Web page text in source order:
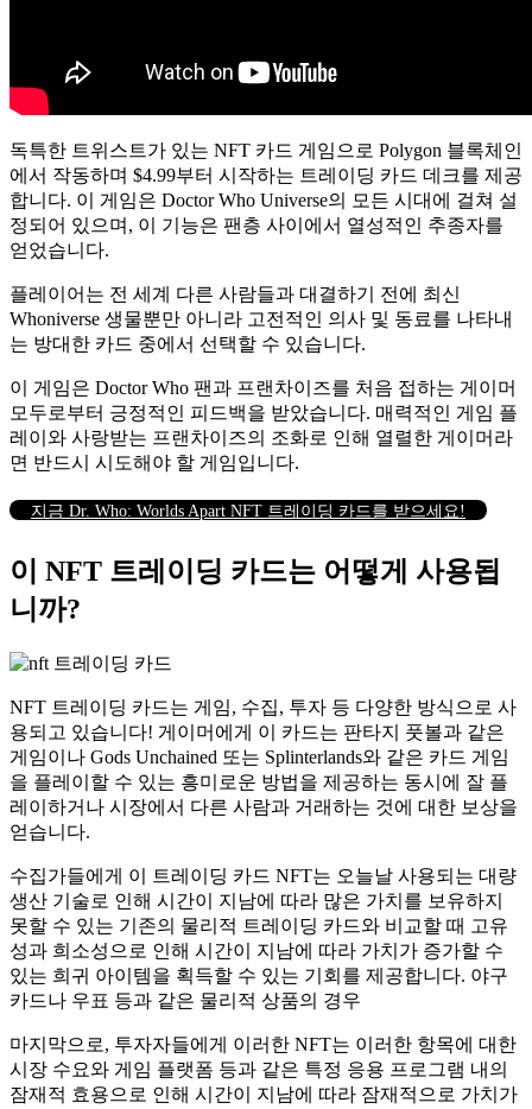
독특한 트위스트가 있는 NFT 카드 게임으로 Polygon 블록체인
에서 작동하며 $4.99부터 시작하는 트레이딩 카드 데크를 제공
합니다. 이 게임은 Doctor Who Universe의 모든 시대에 걸쳐 설
정되어 있으며, 이 기능은 팬층 사이에서 열성적인 추종자를
얻었습니다.
플레이어는 전 세계 다른 사람들과 대결하기 전에 최신
Whoniverse 생물뿐만 아니라 고전적인 의사 및 동료를 나타내
는 방대한 카드 중에서 선택할 수 있습니다.
이 게임은 Doctor Who 팬과 프랜차이즈를 처음 접하는 게이머
모두로부터 긍정적인 피드백을 받았습니다. 매력적인 게임 플
레이와 사랑받는 프랜차이즈의 조화로 인해 열렬한 게이머라
면 반드시 시도해야 할 게임입니다.
지금 Dr. Who: Worlds Apart NFT 트레이딩 카드를 받으세요!
이 NFT 트레이딩 카드는 어떻게 사용됩
니까?
NFT 트레이딩 카드는 게임, 수집, 투자 등 다양한 방식으로 사
용되고 있습니다! 게이머에게 이 카드는 판타지 풋볼과 같은
게임이나 Gods Unchained 또는 Splinterlands와 같은 카드 게임
을 플레이할 수 있는 흥미로운 방법을 제공하는 동시에 잘 플
레이하거나 시장에서 다른 사람과 거래하는 것에 대한 보상을
얻습니다.
수집가들에게 이 트레이딩 카드 NFT는 오늘날 사용되는 대량
생산 기술로 인해 시간이 지남에 따라 많은 가치를 보유하지
못할 수 있는 기존의 물리적 트레이딩 카드와 비교할 때 고유
성과 희소성으로 인해 시간이 지남에 따라 가치가 증가할 수
있는 희귀 아이템을 획득할 수 있는 기회를 제공합니다. 야구
카드나 우표 등과 같은 물리적 상품의 경우
마지막으로, 투자자들에게 이러한 NFT는 이러한 항목에 대한
시장 수요와 게임 플랫폼 등과 같은 특정 응용 프로그램 내의
잠재적 효용으로 인해 시간이 지남에 따라 잠재적으로 가치가